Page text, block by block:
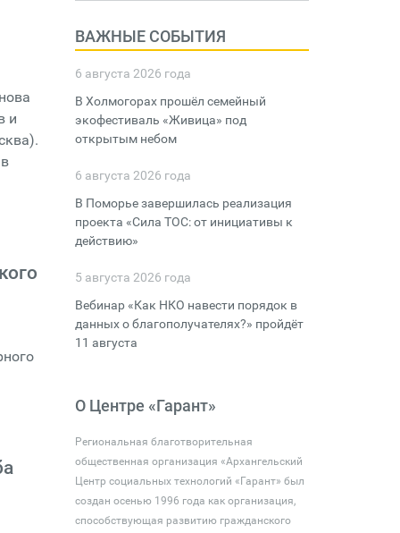
и
ВАЖНЫЕ СОБЫТИЯ
6 августа 2026 года
В Холмогорах прошёл семейный
экофестиваль «Живица» под
открытым небом
6 августа 2026 года
В Поморье завершилась реализация
проекта «Сила ТОС: от инициативы к
действию»
5 августа 2026 года
Вебинар «Как НКО навести порядок в
данных о благополучателях?» пройдёт
11 августа
О Центре «Гарант»
Региональная благотворительная
общественная организация «Архангельский
Центр социальных технологий «Гарант» был
создан осенью 1996 года как организация,
способствующая развитию гражданского